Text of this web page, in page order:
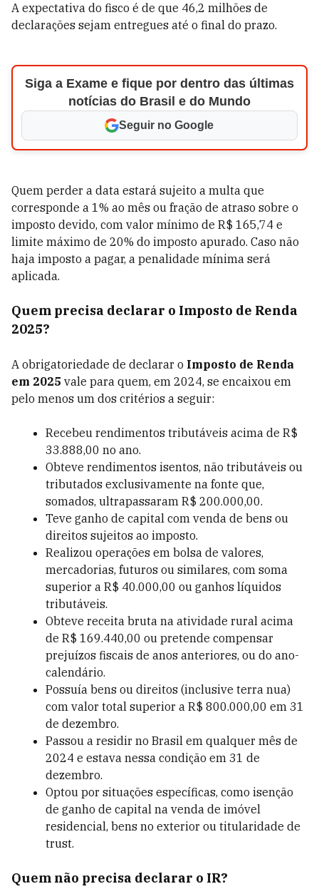
A expectativa do fisco é de que 46,2 milhões de
declarações sejam entregues até o final do prazo.
Siga a Exame e fique por dentro das últimas
notícias do Brasil e do Mundo
Seguir no Google
Quem perder a data estará sujeito a multa que
corresponde a 1% ao mês ou fração de atraso sobre o
imposto devido, com valor mínimo de R$ 165,74 e
limite máximo de 20% do imposto apurado. Caso não
haja imposto a pagar, a penalidade mínima será
aplicada.
Quem precisa declarar o Imposto de Renda
2025?
A obrigatoriedade de declarar o Imposto de Renda
em 2025 vale para quem, em 2024, se encaixou em
pelo menos um dos critérios a seguir:
Recebeu rendimentos tributáveis acima de R$
33.888,00 no ano.
Obteve rendimentos isentos, não tributáveis ou
tributados exclusivamente na fonte que,
somados, ultrapassaram R$ 200.000,00.
Teve ganho de capital com venda de bens ou
direitos sujeitos ao imposto.
Realizou operações em bolsa de valores,
mercadorias, futuros ou similares, com soma
superior a R$ 40.000,00 ou ganhos líquidos
tributáveis.
Obteve receita bruta na atividade rural acima
de R$ 169.440,00 ou pretende compensar
prejuízos fiscais de anos anteriores, ou do ano-
calendário.
Possuía bens ou direitos (inclusive terra nua)
com valor total superior a R$ 800.000,00 em 31
de dezembro.
Passou a residir no Brasil em qualquer mês de
2024 e estava nessa condição em 31 de
dezembro.
Optou por situações específicas, como isenção
de ganho de capital na venda de imóvel
residencial, bens no exterior ou titularidade de
trust.
Quem não precisa declarar o IR?